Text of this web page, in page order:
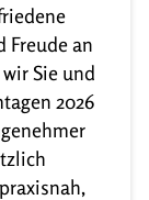
Freude an
Sie und
2026